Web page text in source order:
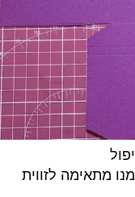
מתאימה לזווית